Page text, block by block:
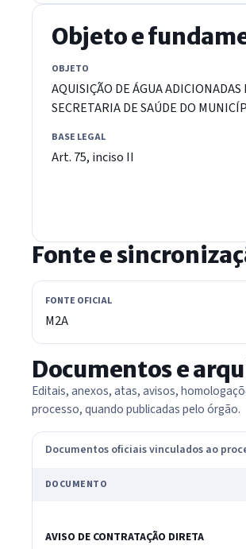
Objeto e
OBJETO
AQUISIÇÃO DE ÁGUA
SECRETARIA DE SAÚDE DO
BASE LEGAL
Art. 75, inciso II
Fonte e
FONTE OFICIAL
M2A
Documentos e
Editais, anexos, atas, avisos,
processo, quando publicadas pelo órgão.
Documentos oficiais vinculados ao
DOCUMENTO
AVISO DE CONTRATAÇÃO DIRETA